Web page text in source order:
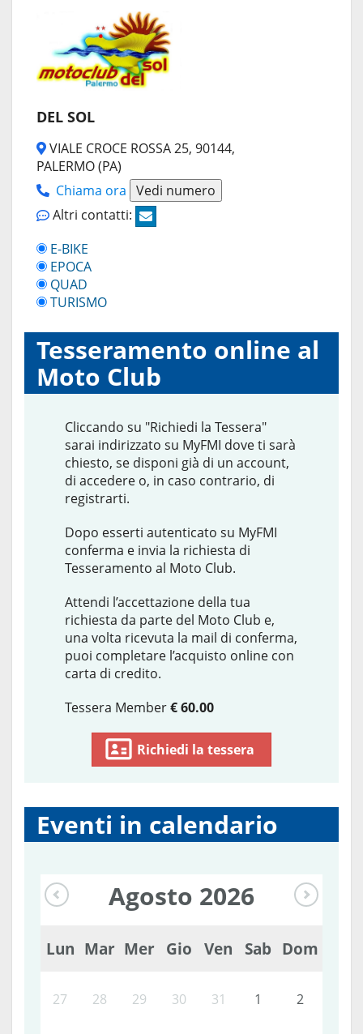
DEL SOL
VIALE CROCE ROSSA 25, 90144,
PALERMO (PA)
Chiama ora Vedi numero
Altri contatti:
E-BIKE
EPOCA
QUAD
TURISMO
Tesseramento online al
Moto Club
Cliccando su "Richiedi la Tessera"
sarai indirizzato su MyFMI dove ti sarà
chiesto, se disponi già di un account,
di accedere o, in caso contrario, di
registrarti.
Dopo esserti autenticato su MyFMI
conferma e invia la richiesta di
Tesseramento al Moto Club.
Attendi l’accettazione della tua
richiesta da parte del Moto Club e,
una volta ricevuta la mail di conferma,
puoi completare l’acquisto online con
carta di credito.
Tessera Member€ 60.00
Richiedi la tessera
Eventi in calendario
Agosto 2026
Lun Mar Mer Gio Ven Sab Dom
27 28 29 30 31 1 2